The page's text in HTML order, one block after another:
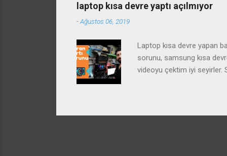
laptop kısa devre yaptı açılmıyor
-Ağustos 06, 2019
Laptop kısa devre yapan
sorunu, samsung kısa
videoyu çektim iyi seyirler.